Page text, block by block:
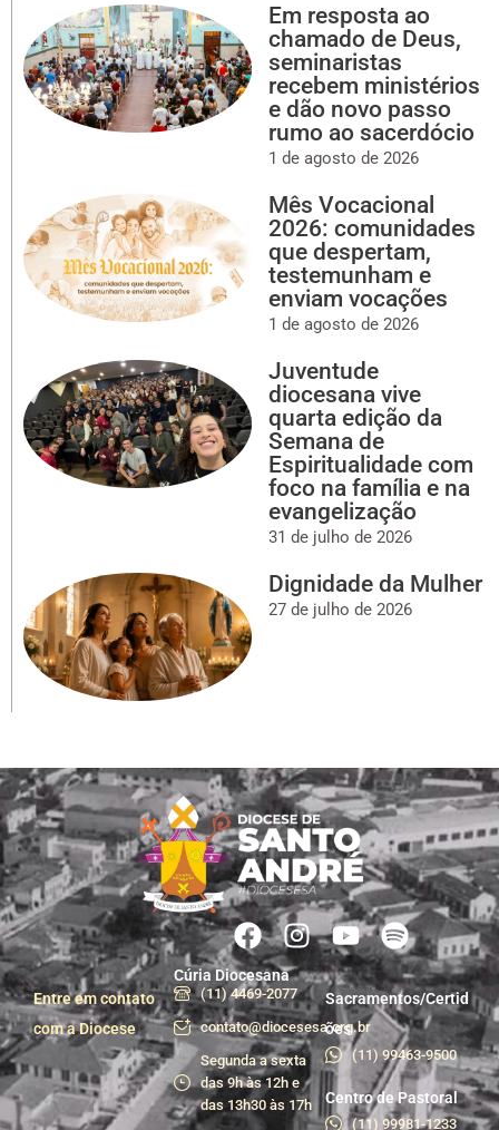
Em resposta ao
chamado de Deus,
seminaristas
recebem ministérios
e dão novo passo
rumo ao sacerdócio
1 de agosto de 2026
Mês Vocacional
2026: comunidades
que despertam,
testemunham e
enviam vocações
1 de agosto de 2026
Juventude
diocesana vive
quarta edição da
Semana de
Espiritualidade com
foco na família e na
evangelização
31 de julho de 2026
Dignidade da Mulher
27 de julho de 2026
Entre em contato
com a Diocese
Cúria Diocesana
(11) 4469-2077
contato@diocesesa.org.br
Segunda a sexta
das 9h às 12h e
das 13h30 às 17h
Sacramentos/Certid
ões
(11) 99463-9500
Centro de Pastoral
(11) 99981-1233